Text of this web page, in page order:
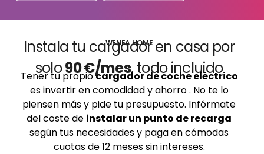
WENEA HOME
Instala tu cargador en casa por
solo90 €/mes, todo incluido
Tener tu propiocargador de coche eléctrico
es invertir en comodidad y ahorro . No te lo
piensen más y pide tu presupuesto. Infórmate
del coste de instalar un punto de recarga
según tus necesidades y paga en cómodas
cuotas de 12 meses sin intereses.